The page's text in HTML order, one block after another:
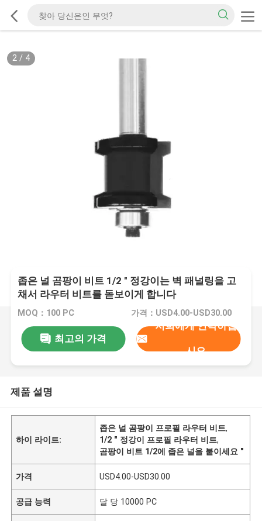
2/ 4
좁은 널 곰팡이 비트 1/2 " 정강이는 벽 패널링을 고
채서 라우터 비트를 돋보이게 합니다
MOQ：100 PC 가격：USD4.00-USD30.00
최고의 가격
저희에게 연락하십
시오
제품 설명
하이 라이트:
좁은 널 곰팡이 프로필 라우터 비트,
1/2 " 정강이 프로필 라우터 비트,
곰팡이 비트 1/2에 좁은 널을 붙이세요 "
가격 USD4.00-USD30.00
공급 능력 달 당 10000 PC